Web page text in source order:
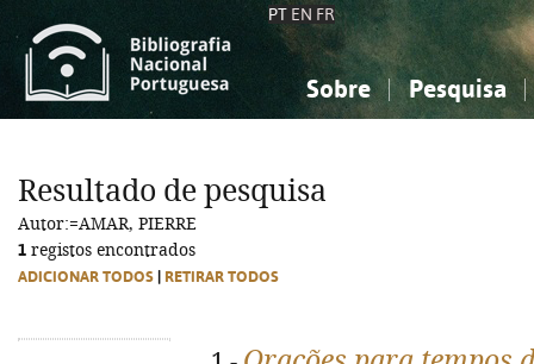
PT EN FR
Sobre Pesquisa
Ciências sociais...
Ciências sociais...
Resultado de pesquisa
Autor:=AMAR, PIERRE
1 registos encontrados
ADICIONAR TODOS RETIRAR TODOS